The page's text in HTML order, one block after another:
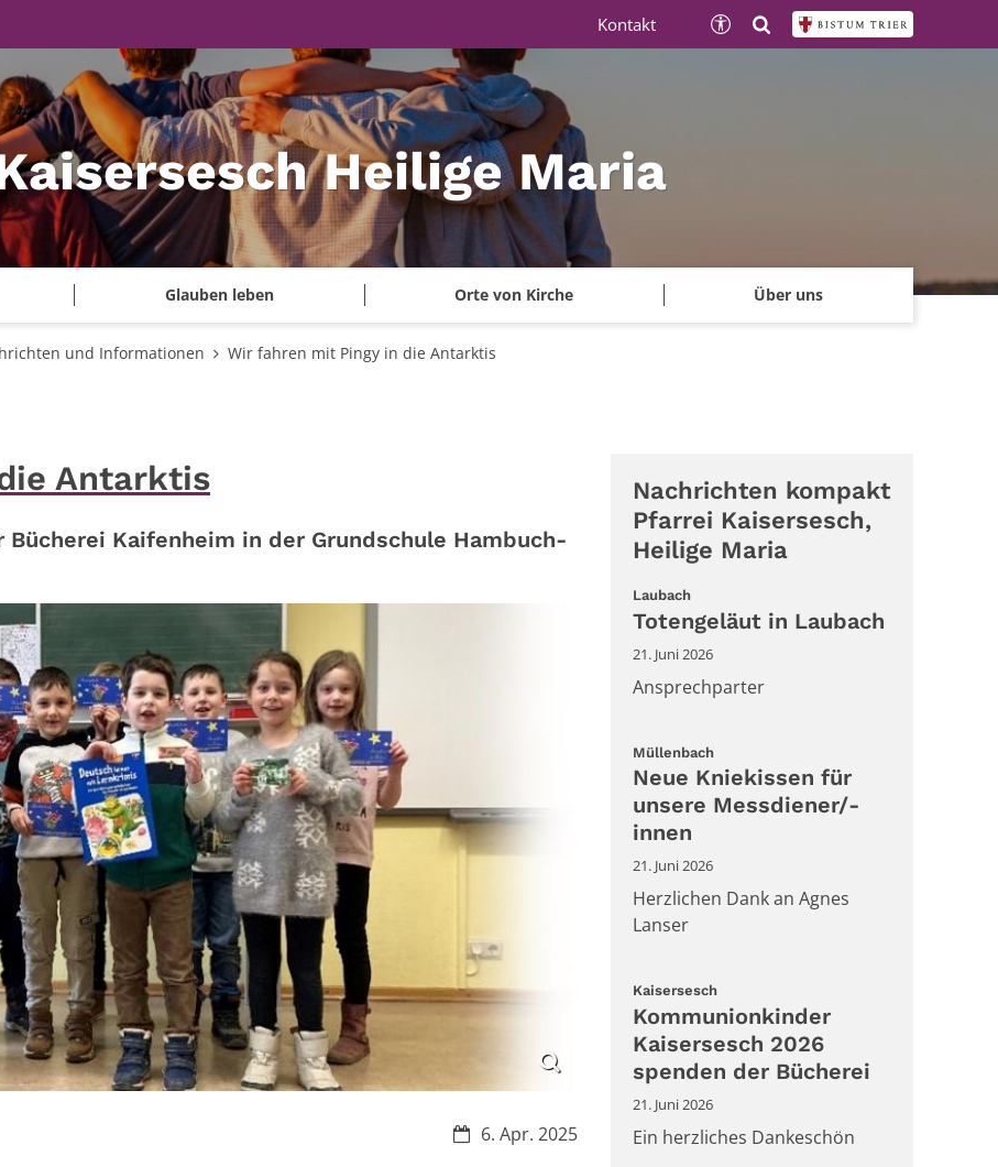
Heilige Maria
Glauben leben Orte von Kirche Über uns
Kontakt
und Informationen Wir fahren mit Pingy in die Antarktis
Antarktis
Kaifenheim in der Grundschule Hambuch-
Datum:6. Apr. 2025
Nachrichten kompakt
Pfarrei Kaisersesch,
Heilige Maria
Laubach:
Totengeläut in Laubach
21. Juni 2026
Ansprechparter
Müllenbach:
Neue Kniekissen für
unsere Messdiener/-
innen
21. Juni 2026
Herzlichen Dank an Agnes
Lanser
Kaisersesch:
Kommunionkinder
Kaisersesch 2026
spenden der Bücherei
21. Juni 2026
Ein herzliches Dankeschön